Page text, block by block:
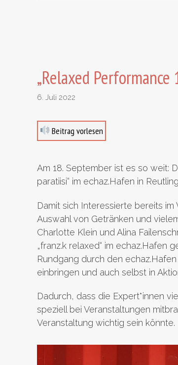
„Relaxed
6. Juli 2022
Beitrag vorlesen
Am 18. September ist es so weit:
paratiisi“ im echaz.Hafen in
Damit sich Interessierte bereits
Auswahl von Getränken und
Charlotte Klein und Alina
„franz.k relaxed“ im echaz.Hafen
Rundgang durch den
einbringen und auch selbst in
Dadurch, dass die Expert*innen
speziell bei Veranstaltungen
Veranstaltung wichtig sein könnte.